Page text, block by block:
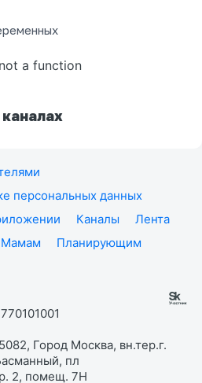
a function
персональных данных
Каналы
Лента
Мамам
Планирующим
Город Москва, вн.тер.г.
пл
2, помещ. 7Н